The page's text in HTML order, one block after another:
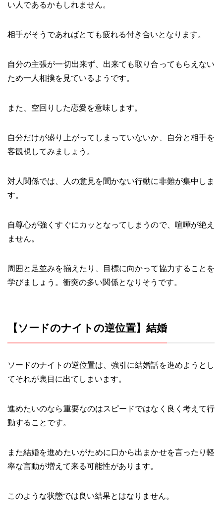
い人であるかもしれません。
相手がそうであればとても疲れる付き合いとなります。
自分の主張が一切出来ず、出来ても取り合ってもらえない
ため一人相撲を見ているようです。
また、空回りした恋愛を意味します。
自分だけが盛り上がってしまっていないか、自分と相手を
客観視してみましょう。
対人関係では、人の意見を聞かない行動に非難が集中しま
す。
自尊心が強くすぐにカッとなってしまうので、喧嘩が絶え
ません。
周囲と足並みを揃えたり、目標に向かって協力することを
学びましょう。衝突の多い関係となりそうです。
【ソードのナイトの逆位置】結婚
ソードのナイトの逆位置は、強引に結婚話を進めようとし
てそれが裏目に出てしまいます。
進めたいのなら重要なのはスピードではなく良く考えて行
動することです。
また結婚を進めたいがために口から出まかせを言ったり軽
率な言動が増えて来る可能性があります。
このような状態では良い結果とはなりません。